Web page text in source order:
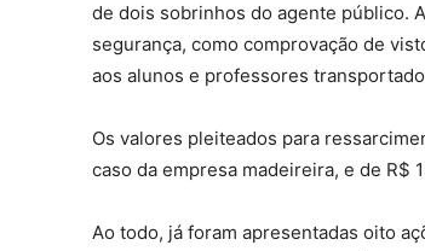
de dois sobrinhos do agente público.
segurança, como comprovação de
aos alunos e professores
Os valores pleiteados para
caso da empresa madeireira, e de R$
Ao todo, já foram apresentadas oito